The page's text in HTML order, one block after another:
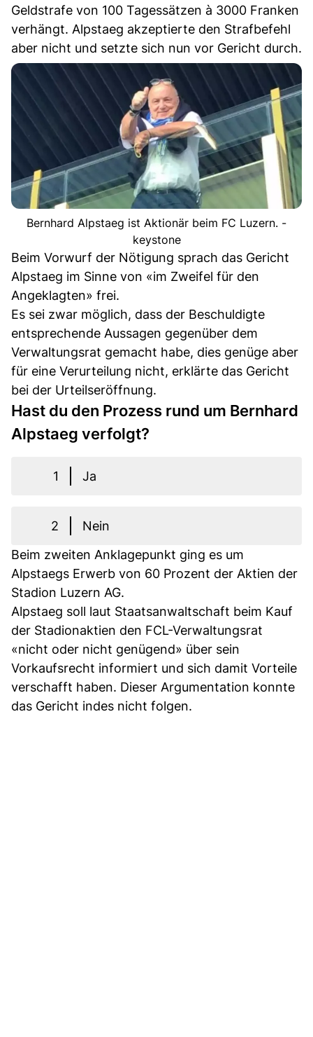
Geldstrafe von 100 Tagessätzen à 3000 Franken
verhängt. Alpstaeg akzeptierte den Strafbefehl
aber nicht und setzte sich nun vor Gericht durch.
Bernhard Alpstaeg ist Aktionär beim FC Luzern. -
keystone
Beim Vorwurf der Nötigung sprach das Gericht
Alpstaeg im Sinne von «im Zweifel für den
Angeklagten» frei.
Es sei zwar möglich, dass der Beschuldigte
entsprechende Aussagen gegenüber dem
Verwaltungsrat gemacht habe, dies genüge aber
für eine Verurteilung nicht, erklärte das Gericht
bei der Urteilseröffnung.
Hast du den Prozess rund um Bernhard
Alpstaeg verfolgt?
1 Ja
2
Nein
Beim zweiten Anklagepunkt ging es um
Alpstaegs Erwerb von 60 Prozent der Aktien der
Stadion Luzern AG.
Alpstaeg soll laut Staatsanwaltschaft beim Kauf
der Stadionaktien den FCL-Verwaltungsrat
«nicht oder nicht genügend» über sein
Vorkaufsrecht informiert und sich damit Vorteile
verschafft haben. Dieser Argumentation konnte
das Gericht indes nicht folgen.